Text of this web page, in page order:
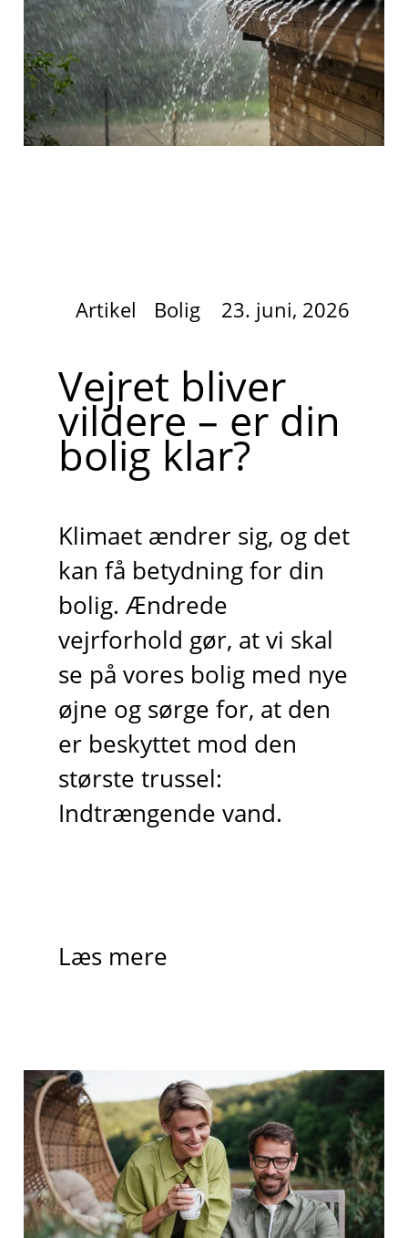
Artikel Bolig 23. juni, 2026
Vejret bliver
vildere – er din
bolig klar?
Klimaet ændrer sig, og det
kan få betydning for din
bolig. Ændrede
vejrforhold gør, at vi skal
se på vores bolig med nye
øjne og sørge for, at den
er beskyttet mod den
største trussel:
Indtrængende vand.
Læs mere